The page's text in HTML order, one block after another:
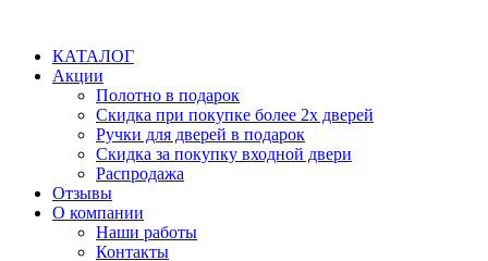
КАТАЛОГ
Акции
Полотно в подарок
Скидка при покупке более 2х дверей
Ручки для дверей в подарок
Скидка за покупку входной двери
Распродажа
Отзывы
О компании
Наши работы
Контакты